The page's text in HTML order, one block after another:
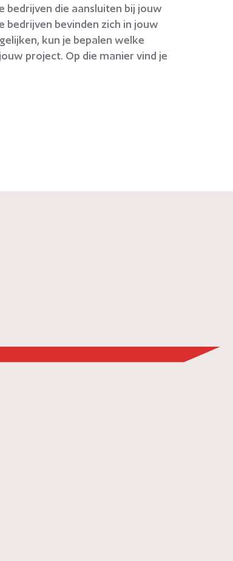
bedrijven die aansluiten bij jouw
bedrijven bevinden zich in jouw
kun je bepalen welke
project. Op die manier vind je